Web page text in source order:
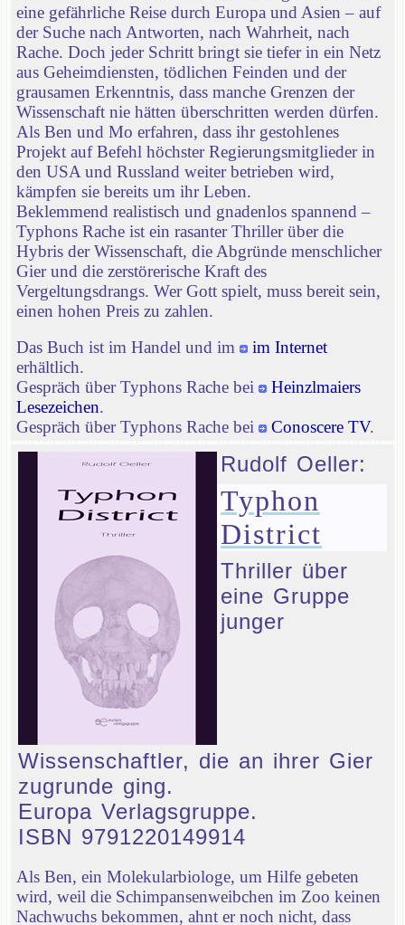
eine gefährliche Reise durch Europa und Asien – auf
der Suche nach Antworten, nach Wahrheit, nach
Rache. Doch jeder Schritt bringt sie tiefer in ein Netz
aus Geheimdiensten, tödlichen Feinden und der
grausamen Erkenntnis, dass manche Grenzen der
Wissenschaft nie hätten überschritten werden dürfen.
Als Ben und Mo erfahren, dass ihr gestohlenes
Projekt auf Befehl höchster Regierungsmitglieder in
den USA und Russland weiter betrieben wird,
kämpfen sie bereits um ihr Leben.
Beklemmend realistisch und gnadenlos spannend –
Typhons Rache ist ein rasanter Thriller über die
Hybris der Wissenschaft, die Abgründe menschlicher
Gier und die zerstörerische Kraft des
Vergeltungsdrangs. Wer Gott spielt, muss bereit sein,
einen hohen Preis zu zahlen.
Das Buch ist im Handel und im
im Internet
erhältlich.
Gespräch über Typhons Rache bei
Heinzlmaiers
Lesezeichen.
Gespräch über Typhons Rache bei
Conoscere TV.
Rudolf Oeller:
Typhon
District
Thriller über
eine Gruppe
junger
Wissenschaftler, die an ihrer Gier
zugrunde ging.
Europa Verlagsgruppe.
ISBN 9791220149914
Als Ben, ein Molekularbiologe, um Hilfe gebeten
wird, weil die Schimpansenweibchen im Zoo keinen
Nachwuchs bekommen, ahnt er noch nicht, dass